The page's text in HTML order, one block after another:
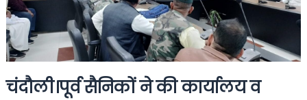
चंदौली।पूर्व सैनिकों ने की कार्यालय व